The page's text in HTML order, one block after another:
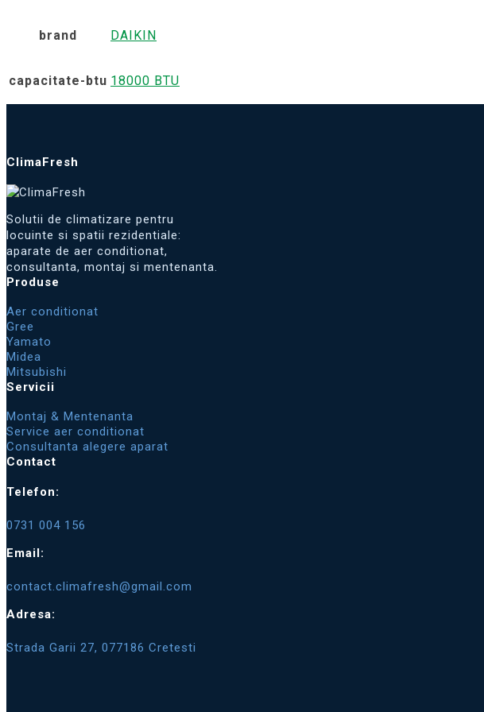
brand DAIKIN
capacitate-btu 18000 BTU
ClimaFresh
Solutii de climatizare pentru
locuinte si spatii rezidentiale:
aparate de aer conditionat,
consultanta, montaj si mentenanta.
Produse
Aer conditionat
Gree
Yamato
Midea
Mitsubishi
Servicii
Montaj & Mentenanta
Service aer conditionat
Consultanta alegere aparat
Contact
Telefon:
0731 004 156
Email:
contact.climafresh@gmail.com
Adresa:
Strada Garii 27, 077186 Cretesti